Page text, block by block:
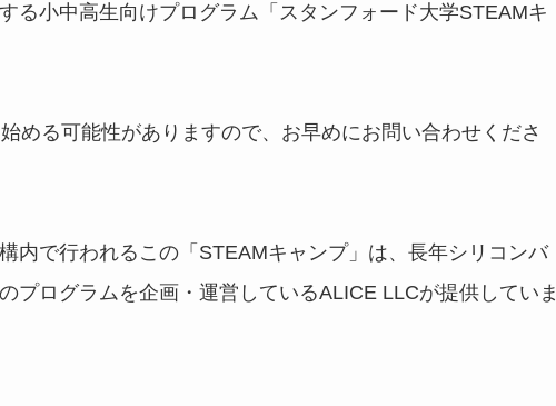
る小中高生向けプログラム「スタンフォード大学STEAMキ
める可能性がありますので、お早めにお問い合わせくださ
内で行われるこの「STEAMキャンプ」は、長年シリコンバ
プログラムを企画・運営しているALICE LLCが提供していま